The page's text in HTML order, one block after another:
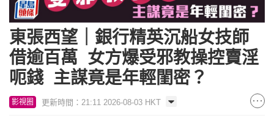
東張西望｜銀行精英沉船女技師
借逾百萬 女方爆受邪教操控賣淫
呃錢 主謀竟是年輕閨密？
影視圈 更新時間：21:11 2026-08-03 HKT